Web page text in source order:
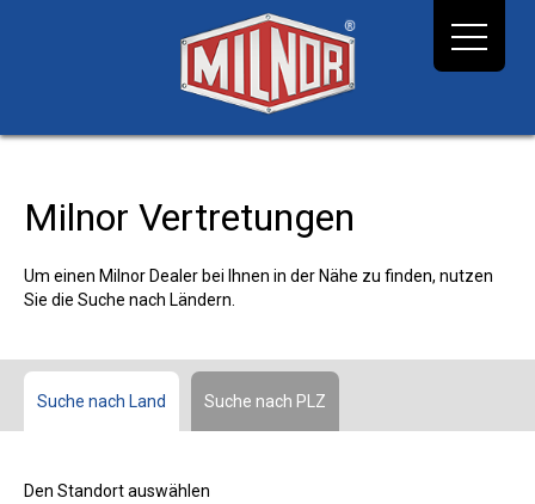
Milnor Vertretungen
Um einen Milnor Dealer bei Ihnen in der Nähe zu finden, nutzen
Sie die Suche nach Ländern.
Suche nach Land Suche nach PLZ
Den Standort auswählen